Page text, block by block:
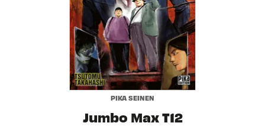
PIKA SEINEN
Jumbo Max T12